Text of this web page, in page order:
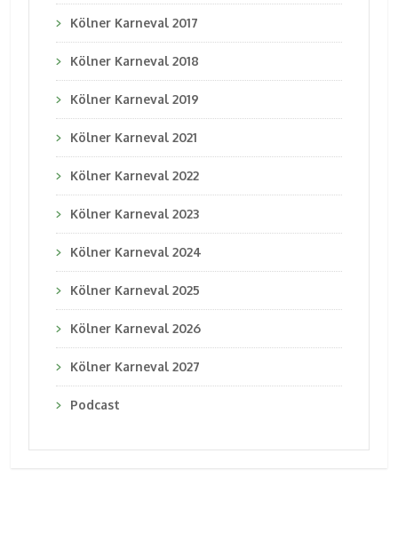
Kölner Karneval 2017
Kölner Karneval 2018
Kölner Karneval 2019
Kölner Karneval 2021
Kölner Karneval 2022
Kölner Karneval 2023
Kölner Karneval 2024
Kölner Karneval 2025
Kölner Karneval 2026
Kölner Karneval 2027
Podcast